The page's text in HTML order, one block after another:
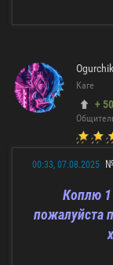
Каге
+
00:33, 07.08.2025
Коплю
пожалуйста